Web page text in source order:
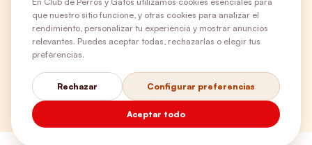
¿Necesitas ayuda?
+56 9 5646 8188
que nuestro sitio funcione, y otras cookies para analizar el
rendimiento, personalizar tu experiencia y mostrar anuncios
relevantes. Puedes aceptar todas, rechazarlas o elegir tus
preferencias.
Rechazar Configurar preferencias
Aceptar todo